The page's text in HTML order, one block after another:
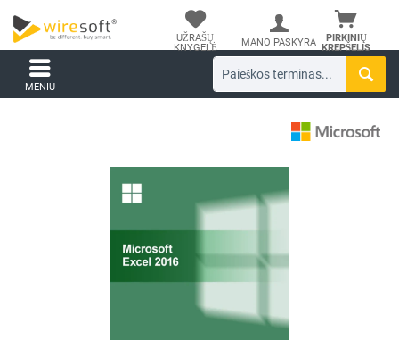
PIRKINIŲ
KREPŠELIS
UŽRAŠŲ
KNYGELĖ
MANO PASKYRA
MENIU